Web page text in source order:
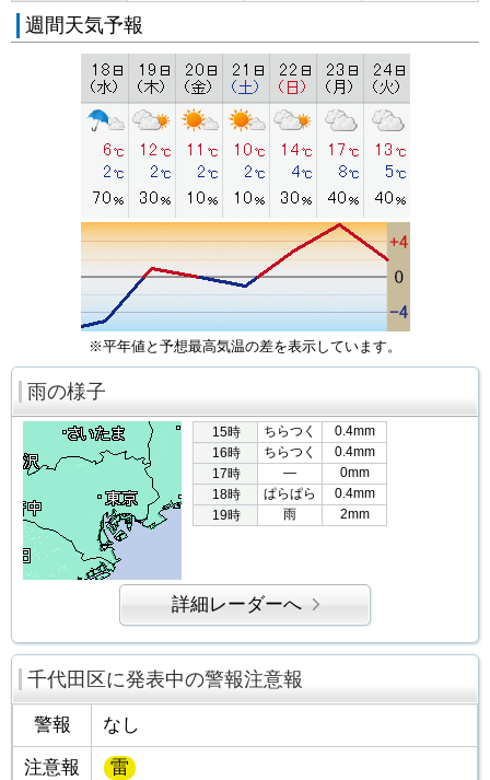
週間天気予報
※平年値と予想最高気温の差を表示しています。
雨の様子
15時 ちらつく
0.4mm
16時
ちらつく
0.4mm
17時
―
0mm
18時
ぱらぱら
0.4mm
19時
雨 2mm
詳細レーダーへ
千代田区に発表中の警報注意報
警報 なし
注意報 雷